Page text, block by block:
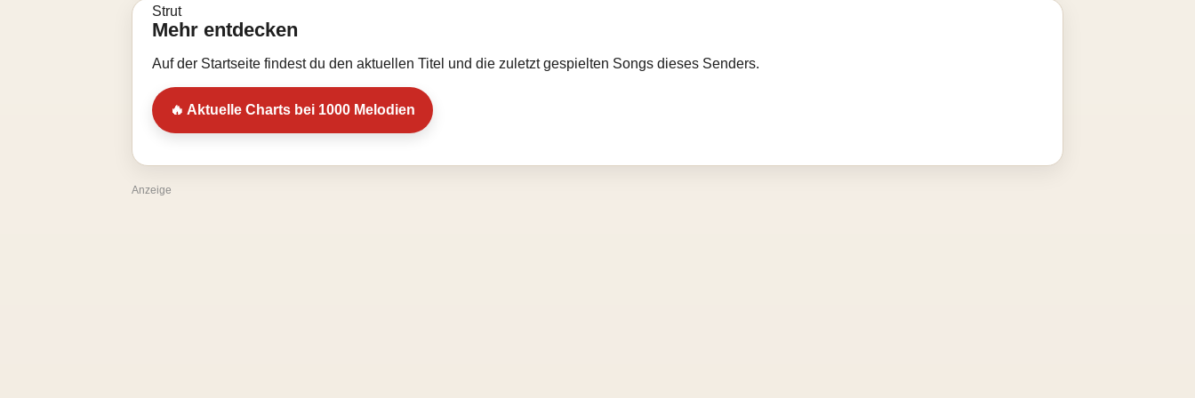
Mehr entdecken
Auf der Startseite findest du den aktuellen Titel und die zuletzt gespielten Songs dieses Senders.
🔥 Aktuelle Charts bei 1000 Melodien
Anzeige